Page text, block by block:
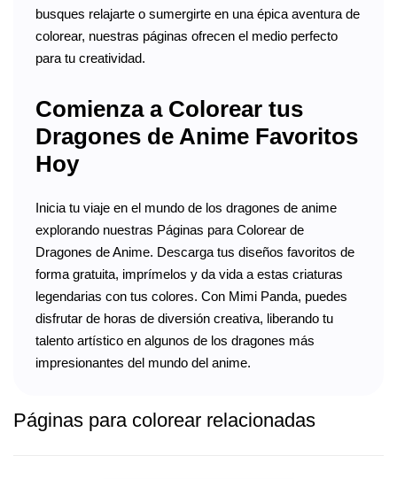
busques relajarte o sumergirte en una épica aventura de
colorear, nuestras páginas ofrecen el medio perfecto
para tu creatividad.
Comienza a Colorear tus
Dragones de Anime Favoritos
Hoy
Inicia tu viaje en el mundo de los dragones de anime
explorando nuestras Páginas para Colorear de
Dragones de Anime. Descarga tus diseños favoritos de
forma gratuita, imprímelos y da vida a estas criaturas
legendarias con tus colores. Con Mimi Panda, puedes
disfrutar de horas de diversión creativa, liberando tu
talento artístico en algunos de los dragones más
impresionantes del mundo del anime.
Páginas para colorear relacionadas